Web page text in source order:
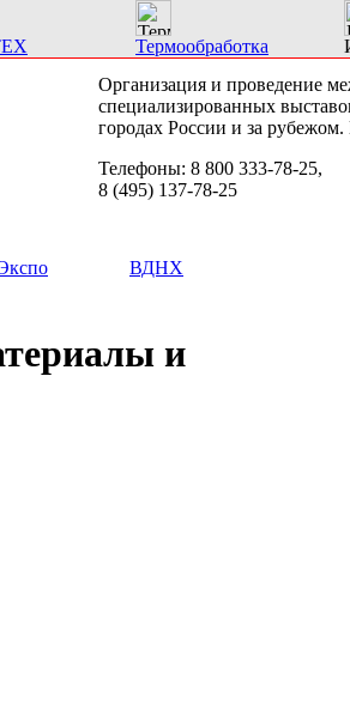
Термообработка
Организация и проведение
специализированных
городах России и за
Телефоны: 8 800 333-78-25,
8 (495) 137-78-25
ВДНХ
и